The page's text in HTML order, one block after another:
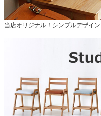
当店オリジナル！シンプルデザイ